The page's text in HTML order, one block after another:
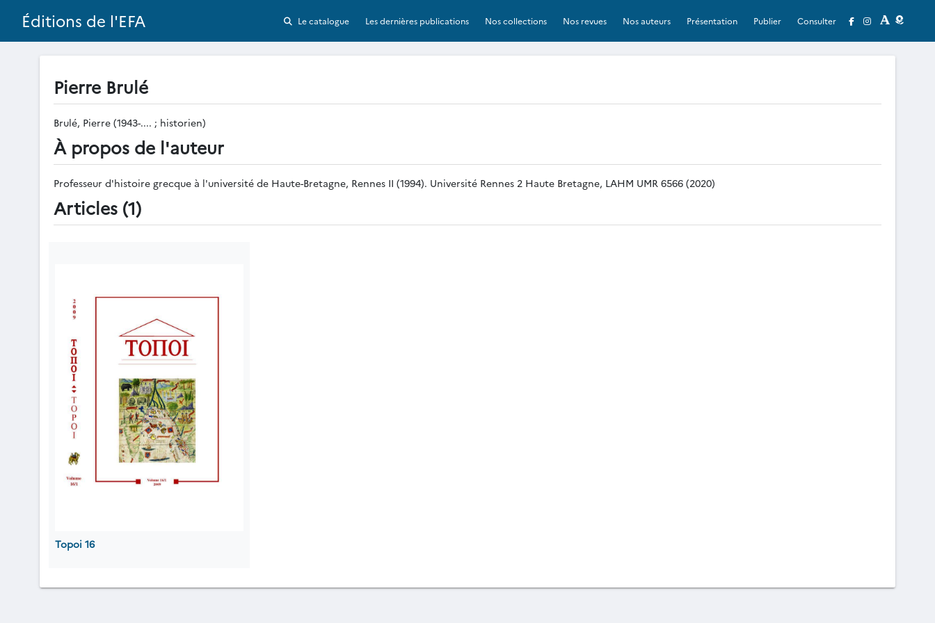
Éditions de l'EFA Le catalogue Les dernières publications Nos collections Nos revues Nos auteurs Présentation Publier Consulter
Pierre Brulé
Brulé, Pierre (1943-.... ; historien)
À propos de l'auteur
Professeur d'histoire grecque à l'université de Haute-Bretagne, Rennes II (1994). Université Rennes 2 Haute Bretagne, LAHM UMR 6566 (2020)
Articles (1)
Topoi 16